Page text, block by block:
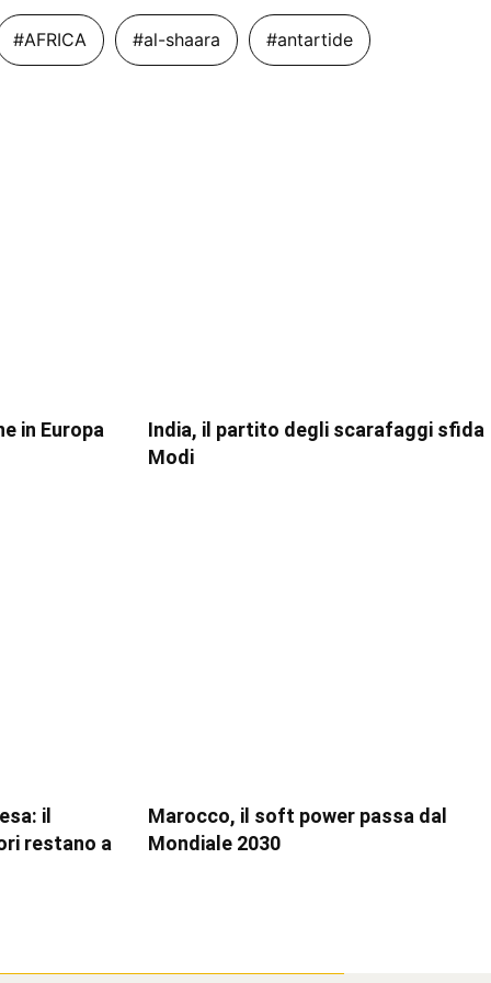
#AFRICA #al-shaara #antartide
in Europa
India, il partito degli scarafaggi sfida
Modi
il
restano a
Marocco, il soft power passa dal
Mondiale 2030